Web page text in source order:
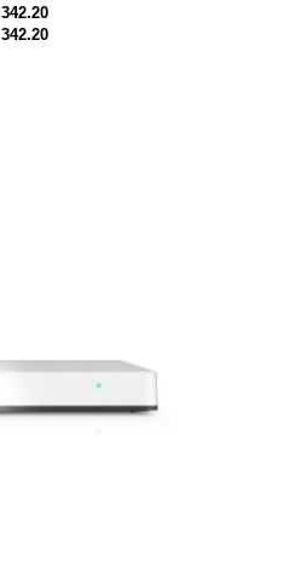
342.20
342.20